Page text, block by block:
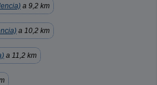
a 9,2 km
a 10,2 km
a 11,2 km